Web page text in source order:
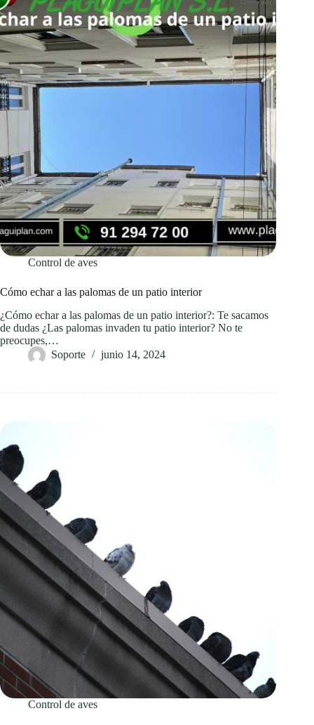
Control de aves
Cómo echar a las palomas de un patio interior
¿Cómo echar a las palomas de un patio interior?: Te sacamos
de dudas ¿Las palomas invaden tu patio interior? No te
preocupes,…
Soporte
junio 14, 2024
Control de aves